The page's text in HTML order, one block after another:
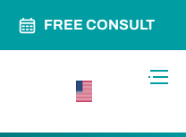
FREE CONSULT